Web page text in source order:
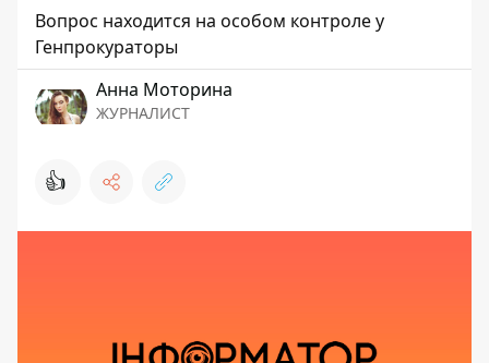
Вопрос находится на особом контроле у
Генпрокураторы
Анна Моторина
ЖУРНАЛИСТ
👍